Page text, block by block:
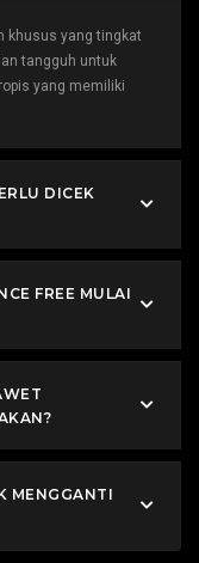
khusus yang tingkat
tangguh untuk
yang memiliki
DICEK
FREE MULAI
MENGGANTI